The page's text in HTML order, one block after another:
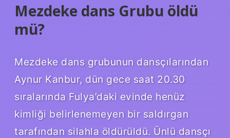
Mezdeke dans Grubu öldü
mü?
Mezdeke dans grubunun dansçılarından
Aynur Kanbur, dün gece saat 20.30
sıralarında Fulya’daki evinde henüz
kimliği belirlenemeyen bir saldırgan
tarafından silahla öldürüldü. Ünlü dansçı